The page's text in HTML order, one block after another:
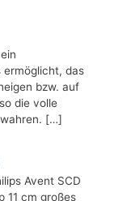
ermöglicht, das
bzw. auf
die volle
[…]
Avent SCD
11 cm großes